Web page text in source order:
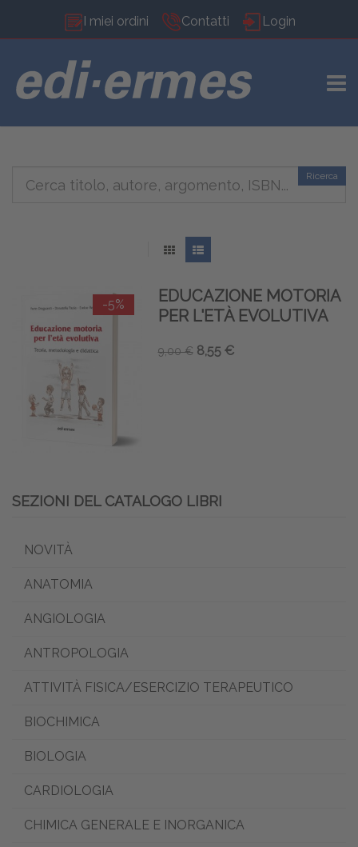
I miei ordini Contatti Login
Ricerca
-5%
EDUCAZIONE MOTORIA
PER L'ETÀ EVOLUTIVA
9,00 € 8,55 €
SEZIONI DEL CATALOGO LIBRI
NOVITÀ
ANATOMIA
ANGIOLOGIA
ANTROPOLOGIA
ATTIVITÀ FISICA/ESERCIZIO TERAPEUTICO
BIOCHIMICA
BIOLOGIA
CARDIOLOGIA
CHIMICA GENERALE E INORGANICA